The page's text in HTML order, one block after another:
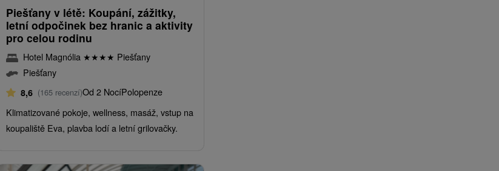
Piešťany v létě: Koupání, zážitky,
letní odpočinek bez hranic a aktivity
pro celou rodinu
Hotel Magnólia ★★★★ Piešťany
Piešťany
8,6 (165 recenzí)Od 2 NocíPolopenze
Klimatizované pokoje, wellness, masáž, vstup na
koupaliště Eva, plavba lodí a letní grilovačky.